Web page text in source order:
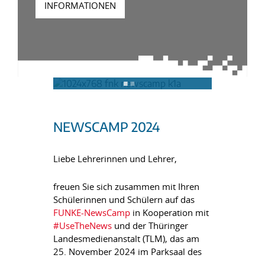
INFORMATIONEN
NEWSCAMP 2024
Liebe Lehrerinnen und Lehrer,
freuen Sie sich zusammen mit Ihren
Schülerinnen und Schülern auf das
FUNKE-NewsCamp in Kooperation mit
#UseTheNews und der Thüringer
Landesmedienanstalt (TLM), das am
25. November 2024 im Parksaal des